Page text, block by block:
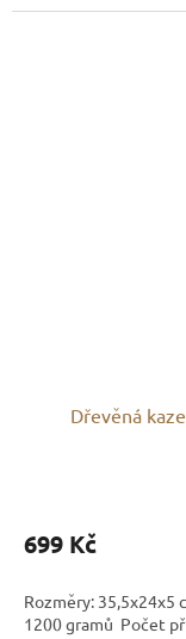
Dřevěná
699 Kč
Rozměry: 35,5x24x5
1200 gramů Počet